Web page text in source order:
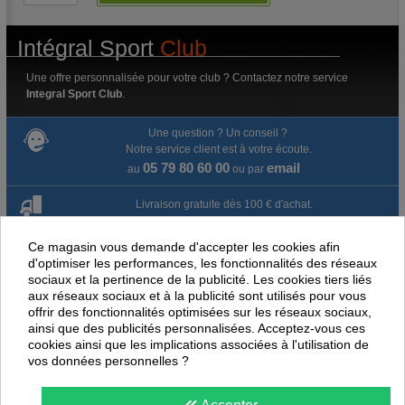
Intégral Sport Club
Une offre personnalisée pour votre club ? Contactez notre service
Integral Sport Club
Une question ? Un conseil ?
Notre service client est à votre écoute.
au 05 79 80 60 00ou par email
Livraison gratuite dès 100 € d'achat.
Paiement en ligne 100% sécurisé
Paiement par virement
Satisfait ou remboursé jusqu'à 60 jours
NOUS PENSONS QUE CES ARTICLES
PEUVENT ÉGALEMENT VOUS INTÉRESSER
Ce magasin vous demande d'accepter les cookies afin
d'optimiser les performances, les fonctionnalités des réseaux
sociaux et la pertinence de la publicité. Les cookies tiers liés
aux réseaux sociaux et à la publicité sont utilisés pour vous
offrir des fonctionnalités optimisées sur les réseaux sociaux,
ainsi que des publicités personnalisées. Acceptez-vous ces
cookies ainsi que les implications associées à l'utilisation de
vos données personnelles ?